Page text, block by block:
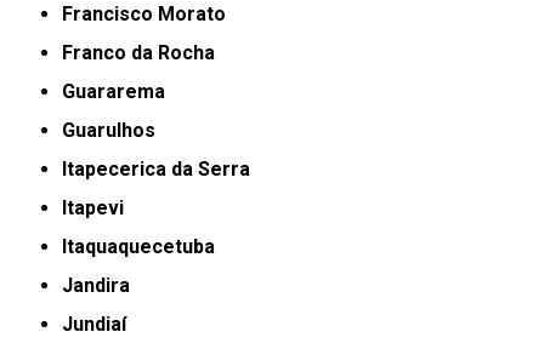
Francisco Morato
Franco da Rocha
Guararema
Guarulhos
Itapecerica da Serra
Itapevi
Itaquaquecetuba
Jandira
Jundiaí